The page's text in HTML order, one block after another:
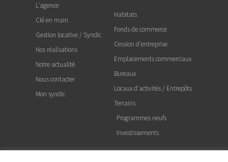
L'agence
Clé en main
Gestion locative / Syndic
Nos réalisations
Notre actualité
Nous contacter
Mon syndic
Habitats
Fonds de commerce
Cession d'entreprise
Emplacements commerciaux
Bureaux
Locaux d'activités / Entrepôts
Terrains
Programmes neufs
Investissements